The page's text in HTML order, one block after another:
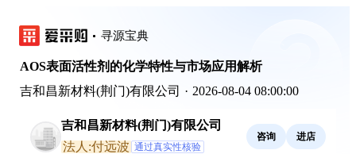
寻源宝典
AOS表面活性剂的化学特性与市场应用解析
吉和昌新材料(荆门)有限公司 · 2026-08-04 08:00:00
吉和昌新材料(荆门)有限公司
法人:付远波 通过真实性核验
咨询 进店